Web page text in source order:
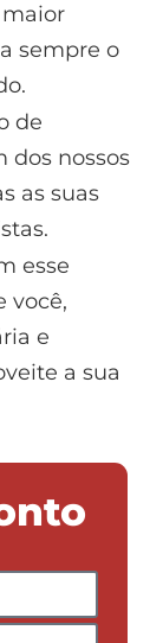
maior
sempre o
de
dos nossos
as suas
esse
você,
e
a sua